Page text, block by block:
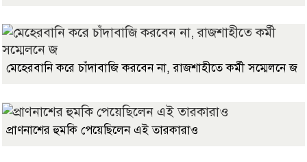
মেহেরবানি করে চাঁদাবাজি করবেন না, রাজশাহীতে কর্মী সম্মেলনে জ
প্রাণনাশের হুমকি পেয়েছিলেন এই তারকারাও